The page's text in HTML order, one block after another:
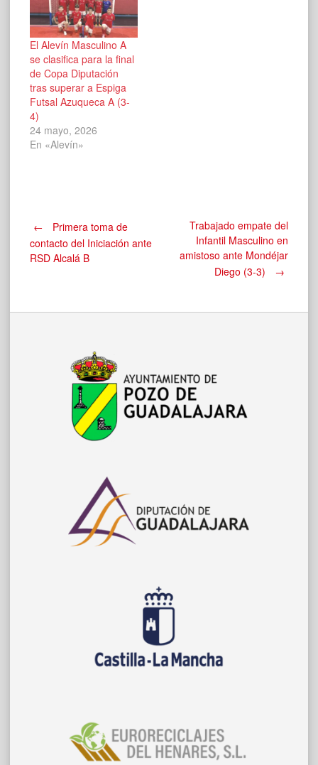
El Alevín Masculino A
se clasifica para la final
de Copa Diputación
tras superar a Espiga
Futsal Azuqueca A (3-
4)
24 mayo, 2026
En «Alevín»
Navegación
de
entradas
←
Primera toma de
contacto del Iniciación ante
RSD Alcalá B
Trabajado empate del
Infantil Masculino en
amistoso ante Mondéjar
Diego (3-3)
→